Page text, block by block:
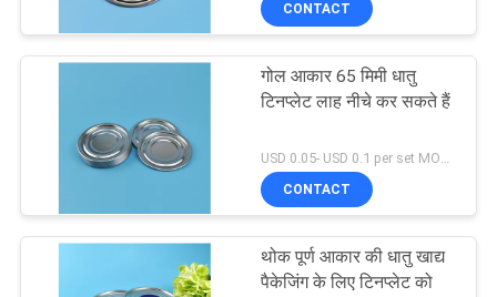
साइटमैप
POLICY
प्लास्टिक पेय के डिब्बे
प्लास्टिक खाद्य डिब्बे
59
CONTACT
गोल आकार 65 मिमी धातु
टिनप्लेट लाह नीचे कर सकते हैं
USD 0.05- USD 0.1 per set MOQ:10000 पीसीएस
CONTACT
थोक पूर्ण आकार की धातु खाद्य
पैकेजिंग के लिए टिनप्लेट को